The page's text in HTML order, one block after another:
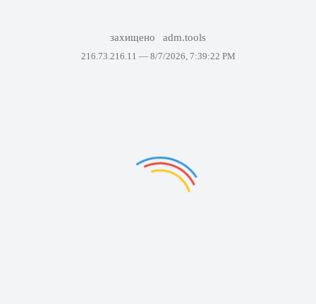
захищено adm.tools
216.73.216.11 — 8/7/2026, 7:39:22 PM